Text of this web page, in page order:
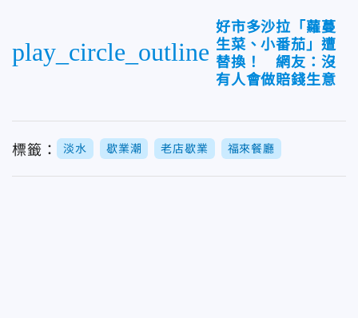
play_circle_outline
好市多沙拉「蘿蔓
生菜、小番茄」遭
替換！ 網友：沒
有人會做賠錢生意
標籤： 淡水 歇業潮 老店歇業 福來餐廳